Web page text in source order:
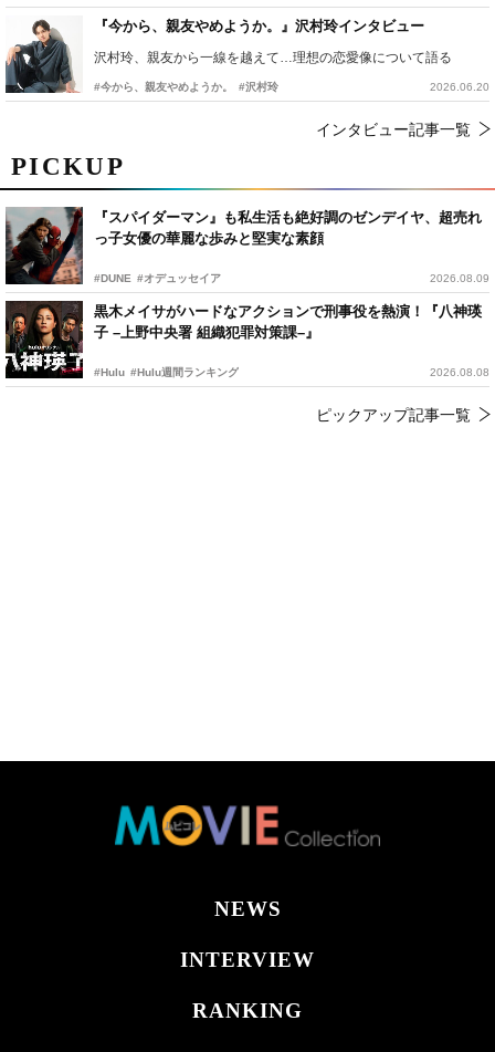
PICKUP
『スパイダーマン』も私生活も絶好調のゼンデイヤ、超売れ
っ子女優の華麗な歩みと堅実な素顔
#DUNE #オデュッセイア 2026.08.09
黒木メイサがハードなアクションで刑事役を熱演！『八神瑛
子 –上野中央署 組織犯罪対策課–』
#Hulu #Hulu週間ランキング 2026.08.08
ピックアップ記事一覧
『今から、親友やめようか。』沢村玲インタビュー
沢村玲、親友から一線を越えて…理想の恋愛像について語る
#今から、親友やめようか。 #沢村玲 2026.06.20
インタビュー記事一覧
NEWS
INTERVIEW
RANKING